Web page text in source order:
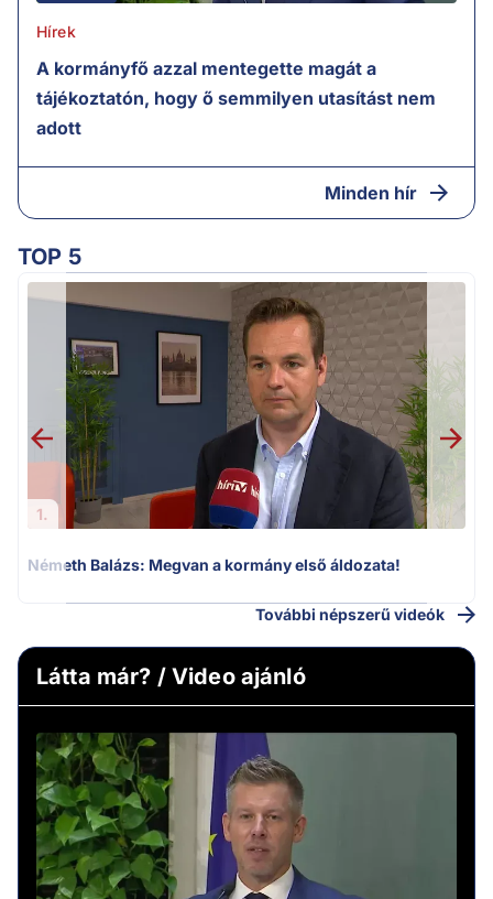
Hírek
A kormányfő azzal mentegette magát a
tájékoztatón, hogy ő semmilyen utasítást nem
adott
Minden hír
TOP 5
1.
Németh Balázs: Megvan a kormány első áldozata!
További népszerű videók
Látta már? / Video ajánló